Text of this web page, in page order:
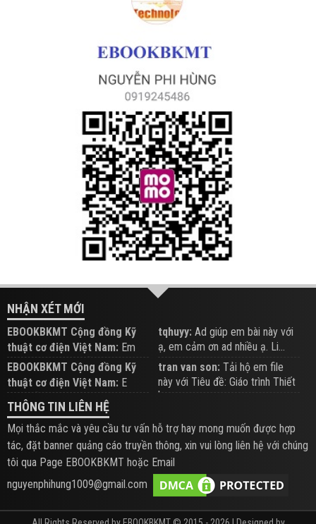
NHẬN XÉT MỚI
EBOOKBKMT Cộng đồng Kỹ
thuật cơ điện Việt Nam: Em
đăng trên Group hỗ trợ nhé
tqhuyy: Ad giúp em bài này với
ạ, em cảm ơn ad nhiều ạ. Li...
EBOOKBKMT Cộng đồng Kỹ
thuật cơ điện Việt Nam: E
xem hỗ trợ trên Group
tran van son: Tải hộ em file
này với Tiêu đề: Giáo trình Thiết
b...
THÔNG TIN LIÊN HỆ
Mọi thắc mắc và yêu cầu tư vấn hỗ trợ hay mong muốn được hợp
tác, đặt banner quảng cáo truyền thông, xin vui lòng liên hệ với chúng
tôi qua Page EBOOKBKMT hoặc Email
nguyenphihung1009@gmail.com